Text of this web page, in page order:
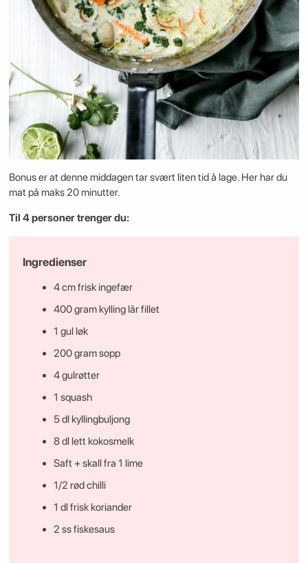
Bonus er at denne middagen tar svært liten tid å lage. Her har du
mat på maks 20 minutter.
Til 4 personer trenger du:
Ingredienser
4 cm frisk ingefær
400 gram kylling lår fillet
1 gul løk
200 gram sopp
4 gulrøtter
1 squash
5 dl kyllingbuljong
8 dl lett kokosmelk
Saft + skall fra 1 lime
1/2 rød chilli
1 dl frisk koriander
2 ss fiskesaus